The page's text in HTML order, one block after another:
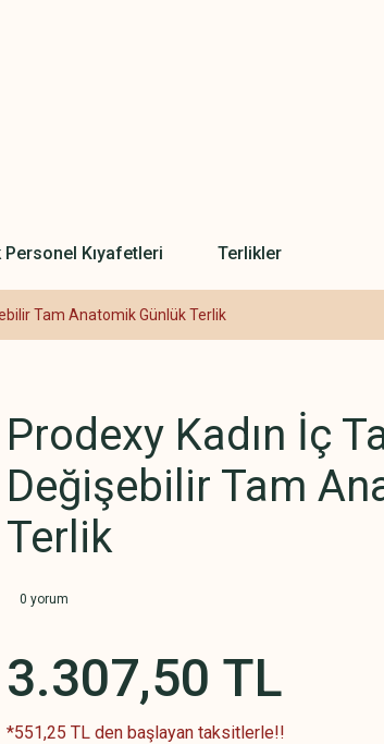
Personel Kıyafetleri Terlikler
Tam Anatomik Günlük Terlik
Prodexy Kadın İç
Değişebilir Tam
Terlik
0 yorum
3.307,50 TL
*551,25 TL den başlayan taksitlerle!!